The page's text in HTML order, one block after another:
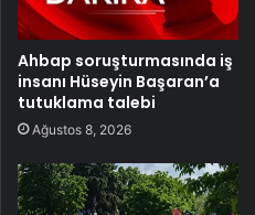
Ahbap soruşturmasında iş
insanı Hüseyin Başaran’a
tutuklama talebi
Ağustos 8, 2026